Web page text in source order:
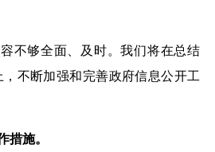
不够全面、及时。我们将在总结
不断加强和完善政府信息公开工
措施。